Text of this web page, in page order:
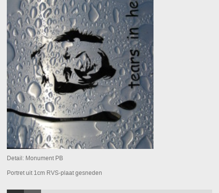
Detail: Monument PB
Portret uit 1cm RVS-plaat gesneden